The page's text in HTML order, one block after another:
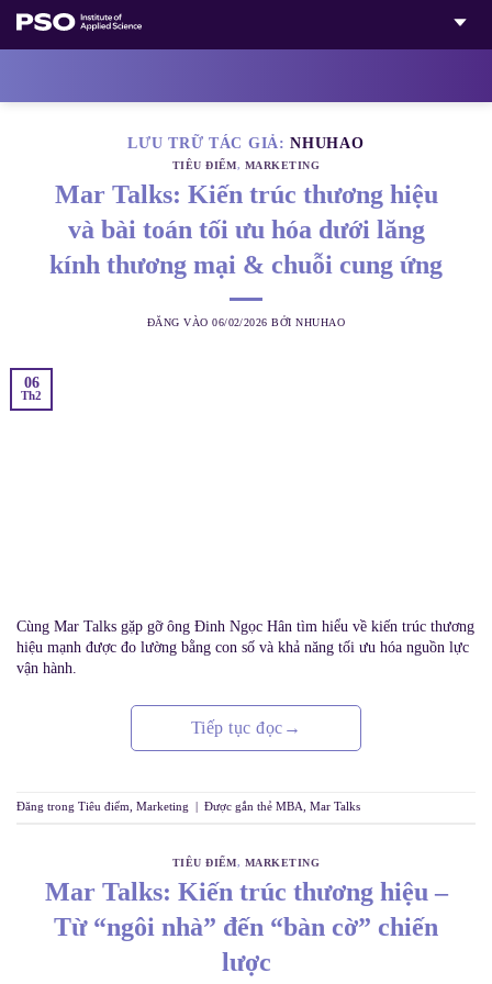
qua
nội
LƯU TRỮ TÁC GIẢ:NHUHAO
TIÊU ĐIỂM, MARKETING
Mar Talks: Kiến trúc thương hiệu
và bài toán tối ưu hóa dưới lăng
kính thương mại & chuỗi cung ứng
ĐĂNG VÀO06/02/2026 BỞINHUHAO
06
Th2
Cùng Mar Talks gặp gỡ ông Đinh Ngọc Hân tìm hiểu về kiến trúc thương
hiệu mạnh được đo lường bằng con số và khả năng tối ưu hóa nguồn lực
vận hành.
Tiếp tục đọc →
Đăng trong Tiêu điểm Marketing | Được gắn thẻ MBA Mar Talks
TIÊU ĐIỂM, MARKETING
Mar Talks: Kiến trúc thương hiệu –
Từ “ngôi nhà” đến “bàn cờ” chiến
lược